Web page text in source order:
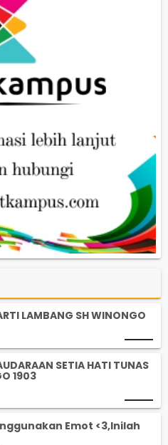
LAMBANG SH WINONGO
SETIA HATI TUNAS
1903
Emot <3,Inilah